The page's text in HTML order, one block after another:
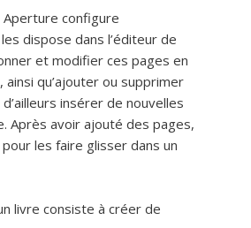
configure
dispose dans l’éditeur de
et modifier ces pages en
qu’ajouter ou supprimer
insérer de nouvelles
Après avoir ajouté des pages,
les faire glisser dans un
livre consiste à créer de